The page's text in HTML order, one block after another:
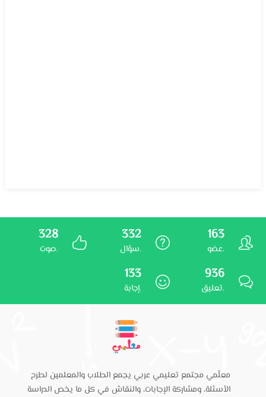
163
عضو.
332
سؤال.
328
صوت.
936
تعليق.
133
إجابة.
معلّمي مجتمع تعليمي عربي يجمع الطلاب والمعلمين لطرح
الأسئلة، ومشاركة الإجابات، والنقاش في كل ما يخص الدراسة